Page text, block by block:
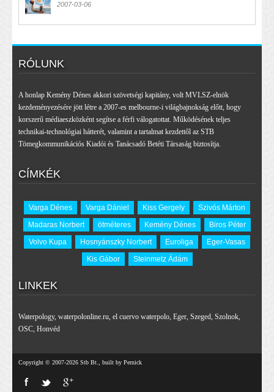
2007-03-06
RÓLUNK
A honlap Kemény Dénes akkori szövetségi kapitány, volt MVLSZ-elnök
kezdeményezésére jött létre a 2007-es melbourne-i világbajnokság előtt, hogy
korszerű médiaeszközként segítse a férfi válogatottat. Működésének teljes
technikai-technológiai hátterét, valamint a tartalmat kezdettől az STB
Tömegkommunikációs Kiadói és Tanácsadó Betéti Társaság biztosítja.
CÍMKÉK
Varga Dénes Varga Dániel Kiss Gergely
Szivós Márton
Madaras Norbert
ötméteres Kemény Dénes
Biros Péter
Volvo Kupa
Hosnyánszky Norbert Euroliga
Eger-Vasas
Kis Gábor
Steinmetz Ádám
LINKEK
Waterpology, waterpolonline.ru, el cuervo waterpolo, Eger, Szeged, Szolnok,
OSC, Honvéd
Copyright © 2007-2026 Stb Bt., built by Pernick